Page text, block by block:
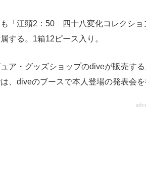
「江頭2：50 四十八変化コレクショ
する。1箱12ピース入り。
ア・グッズショップのdiveが販売す
、diveのブースで本人登場の発表会を